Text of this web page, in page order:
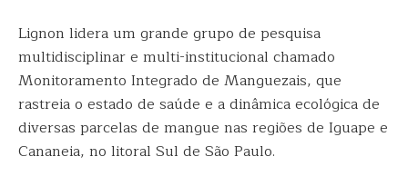
Lignon lidera um grande grupo de pesquisa
multidisciplinar e multi-institucional chamado
Monitoramento Integrado de Manguezais, que
rastreia o estado de saúde e a dinâmica ecológica de
diversas parcelas de mangue nas regiões de Iguape e
Cananeia, no litoral Sul de São Paulo.